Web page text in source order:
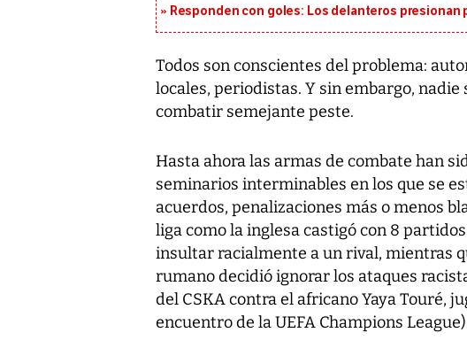
Responden con goles: Los delanteros presionan
Todos son conscientes del problema:
locales, periodistas. Y sin embargo, nadie
combatir semejante peste.
Hasta ahora las armas de combate han
seminarios interminables en los que se
acuerdos, penalizaciones más o menos
liga como la inglesa castigó con 8
insultar racialmente a un rival, mientras
rumano decidió ignorar los ataques
del CSKA contra el africano Yaya Touré,
encuentro de la UEFA Champions